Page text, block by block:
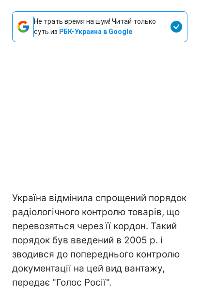
Не трать время на шум! Читай только
суть из РБК-Украина в Google
Україна відмінила спрощений порядок
радіологічного контролю товарів, що
перевозяться через її кордон. Такий
порядок був введений в 2005 р. і
зводився до попереднього контролю
документації на цей вид вантажу,
передає "Голос Росії".